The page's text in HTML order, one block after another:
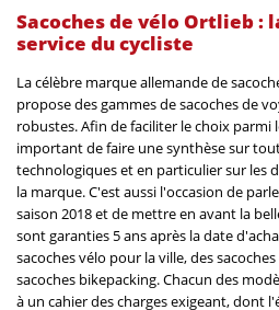
Sacoches de vélo Ortlieb :
service du cycliste
La célèbre marque allemande de
propose des gammes de sacoches de
robustes. Afin de faciliter le choix parmi
important de faire une synthèse sur
technologiques et en particulier sur les
la marque. C'est aussi l'occasion de
saison 2018 et de mettre en avant la
sont garanties 5 ans après la date
sacoches vélo pour la ville, des
sacoches bikepacking. Chacun des
à un cahier des charges exigeant, dont